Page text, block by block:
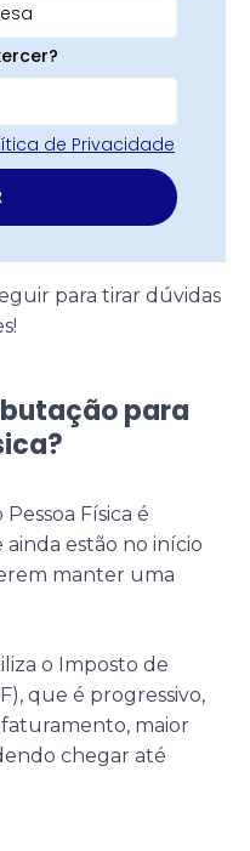
de Privacidade
para tirar dúvidas
para
Física é
estão no início
manter uma
o Imposto de
que é progressivo,
maior
chegar até